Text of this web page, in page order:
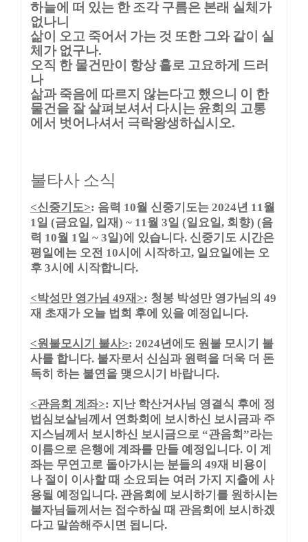
하늘에 떠 있는 한 조각 구름은 본래 실체가
없나니
삶이 오고 죽어서 가는 것 또한 그와 같이 실
체가 없구나.
오직 한 물건만이 항상 홀로 고요하게 드러
나
삶과 죽음에 따르지 않는다고 했으니 이 한
물건을 잘 살펴보셔서 다시는 윤회의 고통
에서 벗어나셔서 극락왕생하십시오.
불타사 소식
<신중기도>: 음력 10월 신중기도는 2024년 11 월
1 일 (금요일 , 입재) ~ 11 월 3일 (일요일 , 회향) (음
력 10월 1 일 ~ 3일 )에 있습니다. 신중기도 시간은
평일에는 오전 10시에 시작하고, 일요일에는 오
후 3시에 시작합니다.
<박성만 영가님 49재 >: 청봉 박성만 영가님의 49
재 초재가 오늘 법회 후에 있을 예정입니다.
<원불모시기 불사>: 2024년에도 원불 모시기 불
사를 합니다. 불자로서 신심과 원력을 더욱 더 돈
독히 하는 불연을 맺으시기 바랍니다.
<관음회 계좌>: 지난 학산거사님 영결식 후에 정
법심보살님께서 연화회에 보시하신 보시금과 주
지스님께서 보시하신 보시금으로 “관음회 ”라는
이름으로 은행에 계좌를 만들 예정입니다. 이 계
좌는 무연고로 돌아가시는 분들의 49재 비용이
나 절이 이사할 때 소요되는 여러 가지 지출에 사
용될 예정입니다. 관음회에 보시하기를 원하시는
불자님들께서는 접수하실 때 관음회에 보시하겠
다고 말씀해주시면 됩니다.